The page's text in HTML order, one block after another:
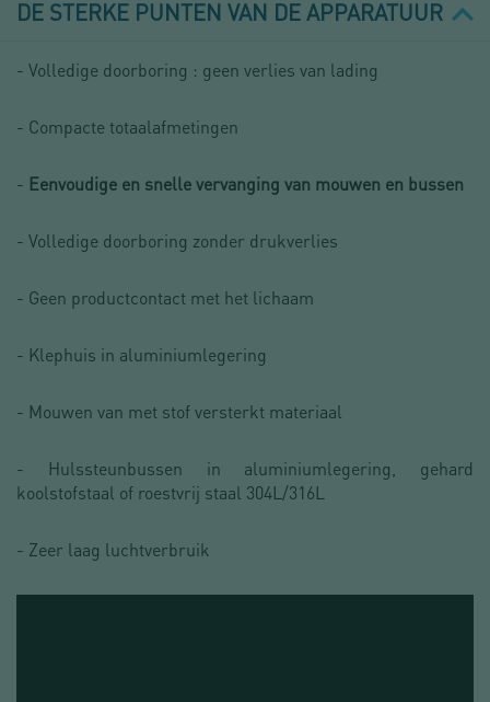
DE STERKE PUNTEN VAN DE APPARATUUR
- Volledige doorboring : geen verlies van lading
- Compacte totaalafmetingen
- Eenvoudige en snelle vervanging van mouwen en bussen
- Volledige doorboring zonder drukverlies
- Geen productcontact met het lichaam
- Klephuis in aluminiumlegering
- Mouwen van met stof versterkt materiaal
- Hulssteunbussen in aluminiumlegering, gehard
koolstofstaal of roestvrij staal 304L/316L
- Zeer laag luchtverbruik